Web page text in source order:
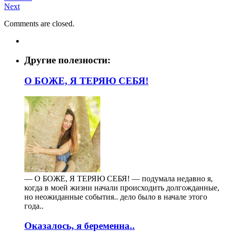
Next
Comments are closed.
Другие полезности:
О БОЖЕ, Я ТЕРЯЮ СЕБЯ!
— О БОЖЕ, Я ТЕРЯЮ СЕБЯ! — подумала недавно я,
когда в моей жизни начали происходить долгожданные,
но неожиданные события.. дело было в начале этого
года..
Оказалось, я беременна..